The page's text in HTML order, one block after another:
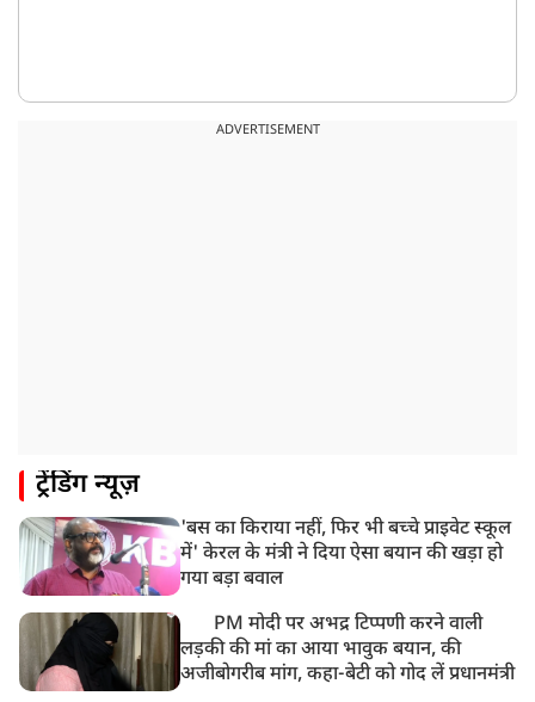
ADVERTISEMENT
ट्रेंडिंग न्यूज़
'बस का किराया नहीं, फिर भी बच्चे प्राइवेट स्कूल
में' केरल के मंत्री ने दिया ऐसा बयान की खड़ा हो
गया बड़ा बवाल
PM मोदी पर अभद्र टिप्पणी करने वाली
लड़की की मां का आया भावुक बयान, की
अजीबोगरीब मांग, कहा-बेटी को गोद लें प्रधानमंत्री